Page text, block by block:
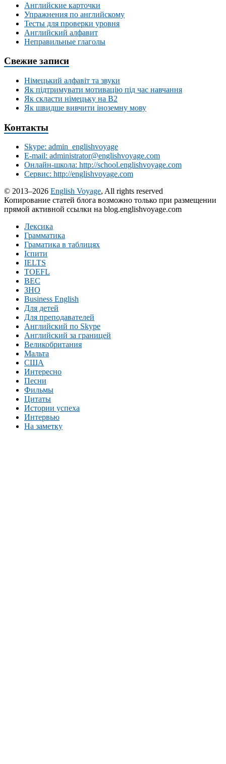
Английские карточки
Упражнения по английскому
Тесты для проверки уровня
Английский алфавит
Неправильные глаголы
Свежие записи
Німецький алфавіт та звуки
Як підтримувати мотивацію під час навчання
Як скласти німецьку на В2
Як швидше вивчити іноземну мову
Контакты
Skype: admin_englishvoyage
E-mail: administrator@englishvoyage.com
Онлайн-школа: http://school.englishvoyage.com
Сервис: http://englishvoyage.com
© 2013–2026 English Voyage, All rights reserved
Копирование статей блога возможно только при размещении
прямой активной ссылки на blog.englishvoyage.com
Лексика
Грамматика
Граматика в таблицях
Іспити
IELTS
TOEFL
BEC
ЗНО
Business English
Для детей
Для преподавателей
Английский по Skype
Английский за границей
Великобритания
Мальта
США
Интересно
Песни
Фильмы
Цитаты
Истории успеха
Интервью
На заметку